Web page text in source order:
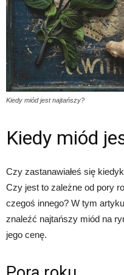
Kiedy miód jest najtańszy?
Kiedy miód
Czy zastanawiałeś się
Czy jest to zależne od pory
czegoś innego? W tym
znaleźć najtańszy miód na
jego cenę.